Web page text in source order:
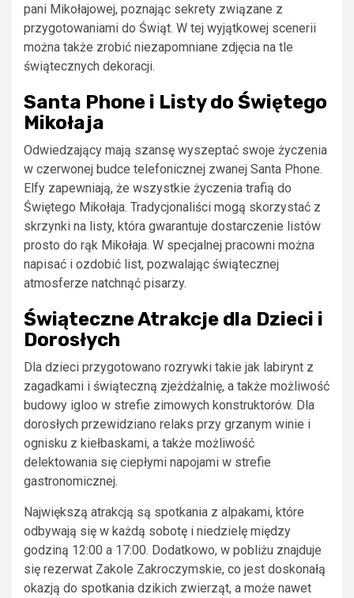
pani Mikołajowej, poznając sekrety związane z
przygotowaniami do Świąt. W tej wyjątkowej scenerii
można także zrobić niezapomniane zdjęcia na tle
świątecznych dekoracji.
Santa Phone i Listy do Świętego
Mikołaja
Odwiedzający mają szansę wyszeptać swoje życzenia
w czerwonej budce telefonicznej zwanej Santa Phone.
Elfy zapewniają, że wszystkie życzenia trafią do
Świętego Mikołaja. Tradycjonaliści mogą skorzystać z
skrzynki na listy, która gwarantuje dostarczenie listów
prosto do rąk Mikołaja. W specjalnej pracowni można
napisać i ozdobić list, pozwalając świątecznej
atmosferze natchnąć pisarzy.
Świąteczne Atrakcje dla Dzieci i
Dorosłych
Dla dzieci przygotowano rozrywki takie jak labirynt z
zagadkami i świąteczną zjeżdżalnię, a także możliwość
budowy igloo w strefie zimowych konstruktorów. Dla
dorosłych przewidziano relaks przy grzanym winie i
ognisku z kiełbaskami, a także możliwość
delektowania się ciepłymi napojami w strefie
gastronomicznej.
Największą atrakcją są spotkania z alpakami, które
odbywają się w każdą sobotę i niedzielę między
godziną 12:00 a 17:00. Dodatkowo, w pobliżu znajduje
się rezerwat Zakole Zakroczymskie, co jest doskonałą
okazją do spotkania dzikich zwierząt, a może nawet